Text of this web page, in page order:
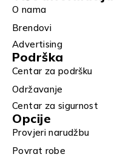
O nama
Brendovi
Advertising
Podrška
Centar za podršku
Održavanje
Centar za sigurnost
Opcije
Provjeri narudžbu
Povrat robe